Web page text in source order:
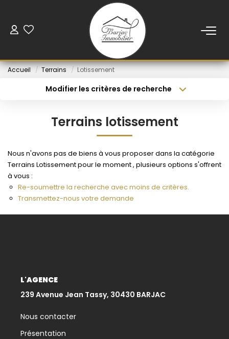
ACCUEIL
ESTIMATION
Accueil Terrains Lotissement
Modifier les critères de recherche
Type de bien
Budget max Rayon
Terrains lotissement
Nous n'avons pas de biens à vous proposer dans la catégorie
Terrains Lotissement pour le moment , plusieurs options s'offrent
à vous :
Re-soumettre la recherche avec moins de critères.
Transmettez-nous votre demande
L'AGENCE
239 Avenue Jean Tassy, 30430 BARJAC
Nous contacter
Présentation